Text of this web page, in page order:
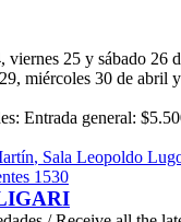
viernes 25 y sábado 26
miércoles 30 de abril
Entrada general:
, Sala Leopoldo
1530